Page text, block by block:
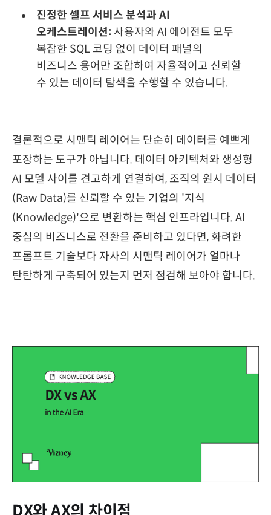
진정한 셀프 서비스 분석과 AI
오케스트레이션: 사용자와 AI 에이전트 모두
복잡한 SQL 코딩 없이 데이터 패널의
비즈니스 용어만 조합하여 자율적이고 신뢰할
수 있는 데이터 탐색을 수행할 수 있습니다.
결론적으로 시맨틱 레이어는 단순히 데이터를 예쁘게
포장하는 도구가 아닙니다. 데이터 아키텍처와 생성형
AI 모델 사이를 견고하게 연결하여, 조직의 원시 데이터
(Raw Data)를 신뢰할 수 있는 기업의 '지식
(Knowledge)'으로 변환하는 핵심 인프라입니다. AI
중심의 비즈니스로 전환을 준비하고 있다면, 화려한
프롬프트 기술보다 자사의 시맨틱 레이어가 얼마나
탄탄하게 구축되어 있는지 먼저 점검해 보아야 합니다.
DX와 AX의 차이점